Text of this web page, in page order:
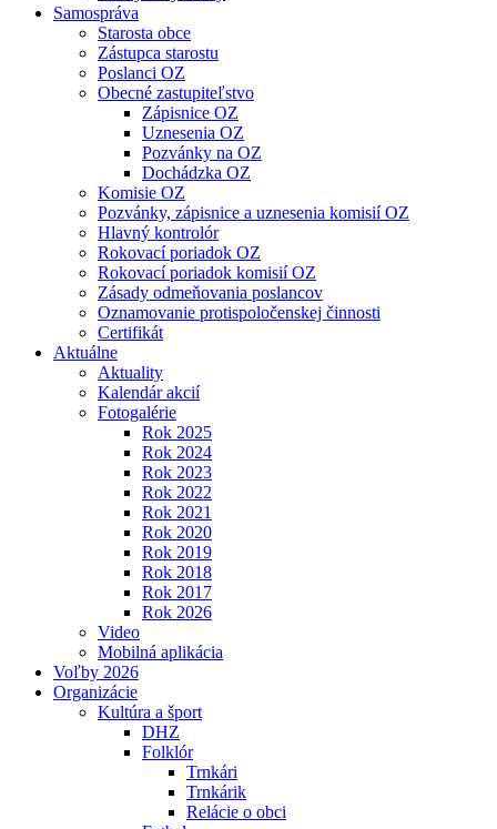
Samospráva
Starosta obce
Zástupca starostu
Poslanci OZ
Obecné zastupiteľstvo
Zápisnice OZ
Uznesenia OZ
Pozvánky na OZ
Dochádzka OZ
Komisie OZ
Pozvánky, zápisnice a uznesenia komisií OZ
Hlavný kontrolór
Rokovací poriadok OZ
Rokovací poriadok komisií OZ
Zásady odmeňovania poslancov
Oznamovanie protispoločenskej činnosti
Certifikát
Aktuálne
Aktuality
Kalendár akcií
Fotogalérie
Rok 2025
Rok 2024
Rok 2023
Rok 2022
Rok 2021
Rok 2020
Rok 2019
Rok 2018
Rok 2017
Rok 2026
Video
Mobilná aplikácia
Voľby 2026
Organizácie
Kultúra a šport
DHZ
Folklór
Trnkári
Trnkárik
Relácie o obci